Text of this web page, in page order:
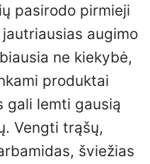
pasirodo pirmieji
augimo
ne kiekybė,
produktai
gali lemti gausią
Vengti trąšų,
šviežias